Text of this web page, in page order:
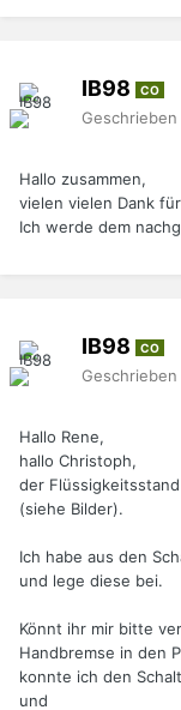
IB98 CO
Geschrieben
Hallo zusammen,
vielen vielen Dank
Ich werde dem
IB98 CO
Geschrieben
Hallo Rene,
hallo Christoph,
der
(siehe Bilder).
Ich habe aus den
und lege diese bei.
Könnt ihr mir bitte
Handbremse in den
konnte ich den
und